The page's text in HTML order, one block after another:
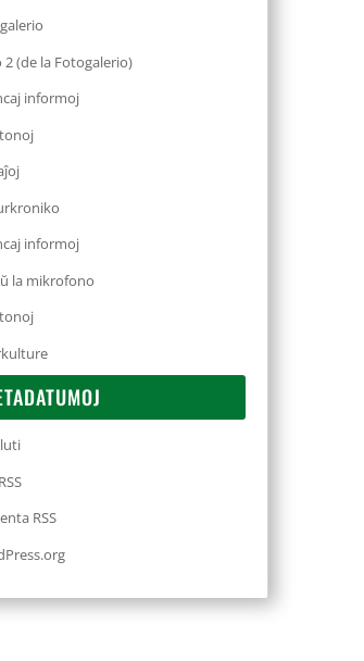
2 (de la Fotogalerio)
informoj
informoj
la mikrofono
RSS